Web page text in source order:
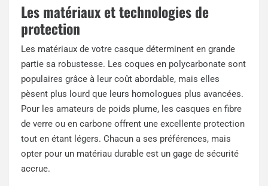
Les matériaux et technologies de
protection
Les matériaux de votre casque déterminent en grande
partie sa robustesse. Les coques en polycarbonate sont
populaires grâce à leur coût abordable, mais elles
pèsent plus lourd que leurs homologues plus avancées.
Pour les amateurs de poids plume, les casques en fibre
de verre ou en carbone offrent une excellente protection
tout en étant légers. Chacun a ses préférences, mais
opter pour un matériau durable est un gage de sécurité
accrue.